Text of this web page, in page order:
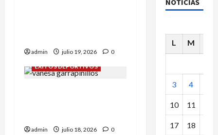
admin julio 19, 2026
0
ÉXITOS DEPORTIVOS
admin julio 18, 2026
0
NOTICIAS
L M
3 4
10 11
17 18